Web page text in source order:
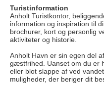
Turistinformation
Anholt Turistkontor,
information og inspiration til
brochurer, kort og personlig
aktiviteter og historie.
Anholt Havn er sin egen del
gæstfrihed. Uanset om du er
eller blot slappe af ved
muligheder, der beriger dit